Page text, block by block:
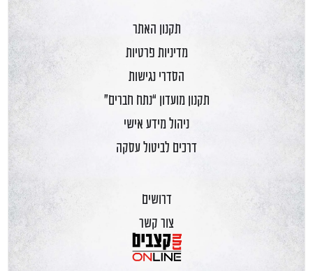
תקנון האתר
מדיניות פרטיות
הסדרי נגישות
תקנון מועדון “נתח חברים”
ניהול מידע אישי
דרכים לביטול עסקה
דרושים
צור קשר